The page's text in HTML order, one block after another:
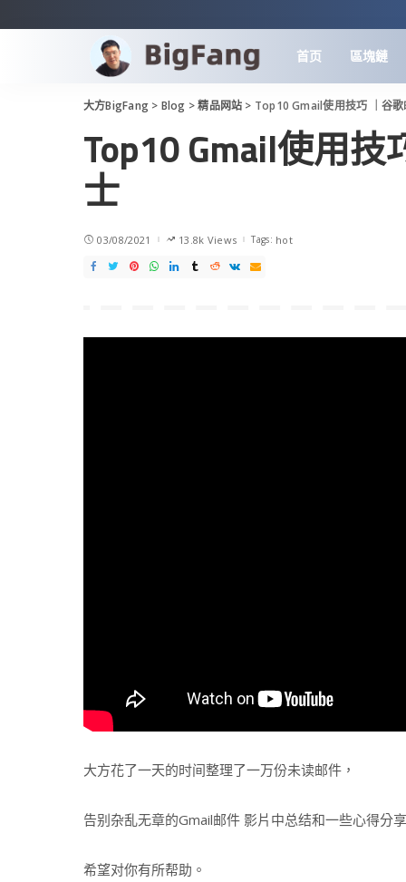
首页 區塊鏈
大方BigFang > Blog >精品网站 > Top10 Gmail使用技巧 ｜谷
Top10 Gmail使用
士
03/08/2021 13.8k Views Tags: hot
大方花了一天的时间整理了一万份未读邮件，
告别杂乱无章的Gmail邮件 影片中总结和一些心得分
希望对你有所帮助。